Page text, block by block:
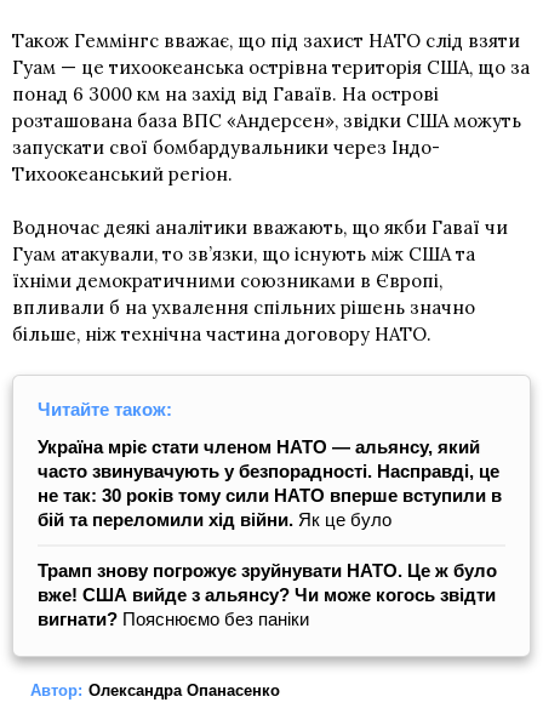
Також Геммінгс вважає, що під захист НАТО слід взяти
Гуам — це тихоокеанська острівна територія США, що за
понад 6 3000 км на захід від Гаваїв. На острові
розташована база ВПС «Андерсен», звідки США можуть
запускати свої бомбардувальники через Індо-
Тихоокеанський регіон.
Водночас деякі аналітики вважають, що якби Гаваї чи
Гуам атакували, то зв’язки, що існують між США та
їхніми демократичними союзниками в Європі,
впливали б на ухвалення спільних рішень значно
більше, ніж технічна частина договору НАТО.
Читайте також:
Україна мріє стати членом НАТО — альянсу, який
часто звинувачують у безпорадності. Насправді, це
не так: 30 років тому сили НАТО вперше вступили в
бій та переломили хід війни. Як це було
Трамп знову погрожує зруйнувати НАТО. Це ж було
вже! США вийде з альянсу? Чи може когось звідти
вигнати? Пояснюємо без паніки
Автор: Олександра Опанасенко